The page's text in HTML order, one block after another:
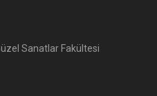
Sanatlar Fakültesi